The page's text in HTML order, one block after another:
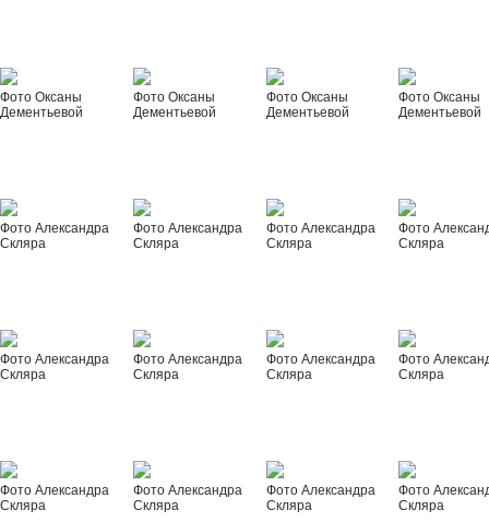
Фото Оксаны
Дементьевой
Фото Оксаны
Дементьевой
Фото Оксаны
Дементьевой
Фото Оксаны
Дементьевой
Фото Александра
Скляра
Фото Александра
Скляра
Фото Александра
Скляра
Фото
Скляра
Фото Александра
Скляра
Фото Александра
Скляра
Фото Александра
Скляра
Фото
Скляра
Фото Александра
Скляра
Фото Александра
Скляра
Фото Александра
Скляра
Фото
Скляра